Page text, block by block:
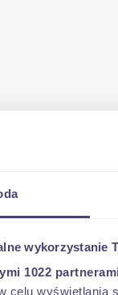
wykorzystanie
1022
celu wyświetlania
JUŻ OD
0%, raty